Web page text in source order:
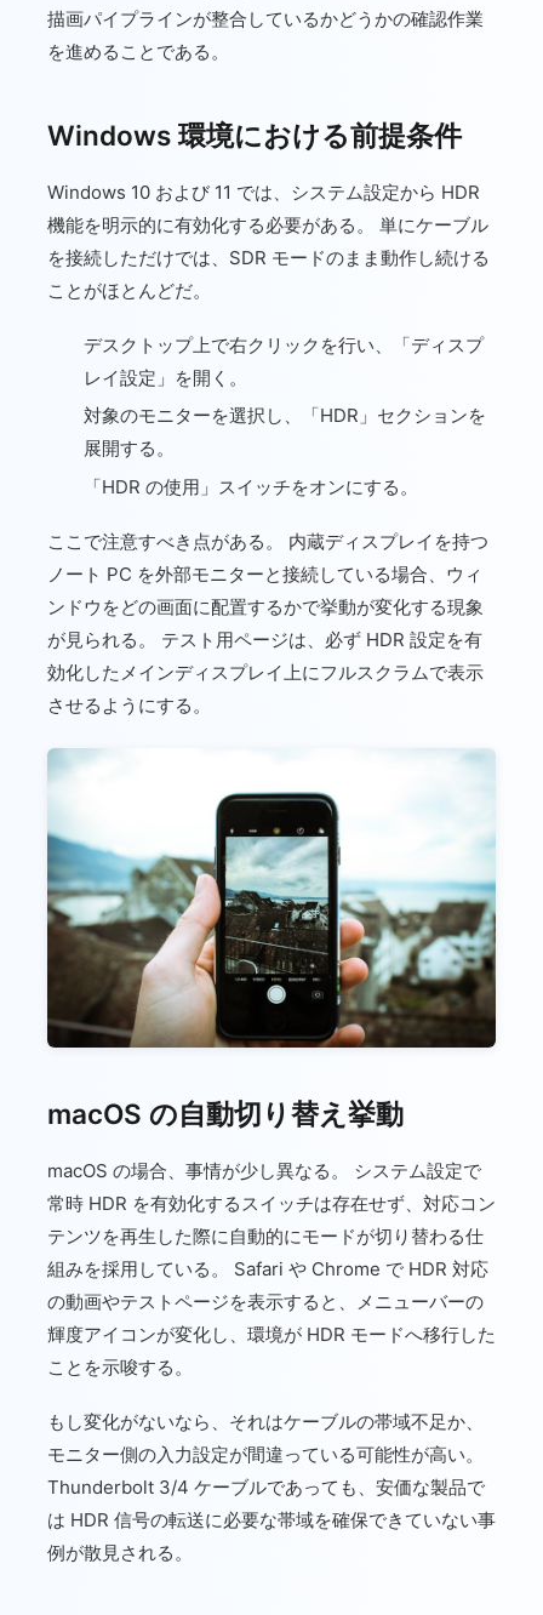
描画パイプラインが整合しているかどうかの確認作業
を進めることである。
Windows 環境における前提条件
Windows 10 および 11 では、システム設定から HDR
機能を明示的に有効化する必要がある。 単にケーブル
を接続しただけでは、SDR モードのまま動作し続ける
ことがほとんどだ。
デスクトップ上で右クリックを行い、「ディスプ
レイ設定」を開く。
対象のモニターを選択し、「HDR」セクションを
展開する。
「HDR の使用」スイッチをオンにする。
ここで注意すべき点がある。 内蔵ディスプレイを持つ
ノート PC を外部モニターと接続している場合、ウィ
ンドウをどの画面に配置するかで挙動が変化する現象
が見られる。 テスト用ページは、必ず HDR 設定を有
効化したメインディスプレイ上にフルスクラムで表示
させるようにする。
macOS の自動切り替え挙動
macOS の場合、事情が少し異なる。 システム設定で
常時 HDR を有効化するスイッチは存在せず、対応コン
テンツを再生した際に自動的にモードが切り替わる仕
組みを採用している。 Safari や Chrome で HDR 対応
の動画やテストページを表示すると、メニューバーの
輝度アイコンが変化し、環境が HDR モードへ移行した
ことを示唆する。
もし変化がないなら、それはケーブルの帯域不足か、
モニター側の入力設定が間違っている可能性が高い。
Thunderbolt 3/4 ケーブルであっても、安価な製品で
は HDR 信号の転送に必要な帯域を確保できていない事
例が散見される。